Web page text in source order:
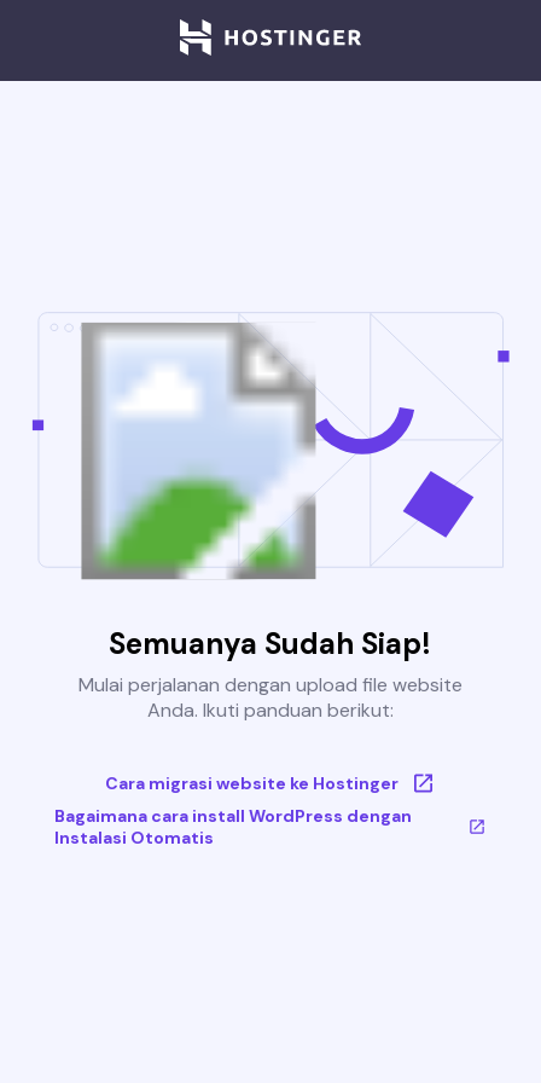
Semuanya Sudah Siap!
Mulai perjalanan dengan upload file website
Anda. Ikuti panduan berikut:
Cara migrasi website ke Hostinger
Bagaimana cara install WordPress dengan
Instalasi Otomatis